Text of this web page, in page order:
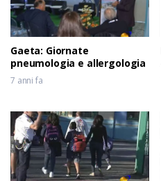
Gaeta: Giornate
pneumologia e allergologia
7 anni fa